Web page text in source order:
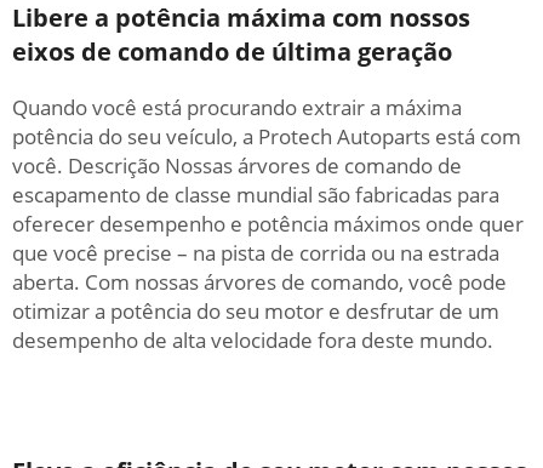
Libere a potência máxima com nossos
eixos de comando de última geração
Quando você está procurando extrair a máxima
potência do seu veículo, a Protech Autoparts está com
você. Descrição Nossas árvores de comando de
escapamento de classe mundial são fabricadas para
oferecer desempenho e potência máximos onde quer
que você precise – na pista de corrida ou na estrada
aberta. Com nossas árvores de comando, você pode
otimizar a potência do seu motor e desfrutar de um
desempenho de alta velocidade fora deste mundo.